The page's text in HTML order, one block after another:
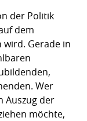
der Politik
dem
Gerade in
Wer
Auszug der
möchte,